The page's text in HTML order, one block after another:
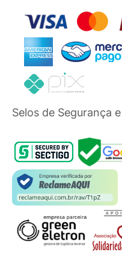
Selos de Segurança